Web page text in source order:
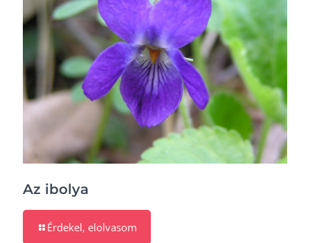
Az ibolya
Érdekel, elolvasom